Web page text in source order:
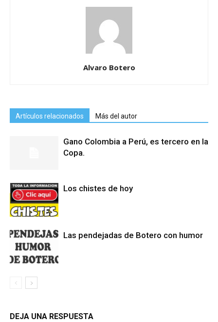
Alvaro Botero
Artículos relacionados Más del autor
Gano Colombia a Perú, es tercero en la
Copa.
Los chistes de hoy
Las pendejadas de Botero con humor
DEJA UNA RESPUESTA